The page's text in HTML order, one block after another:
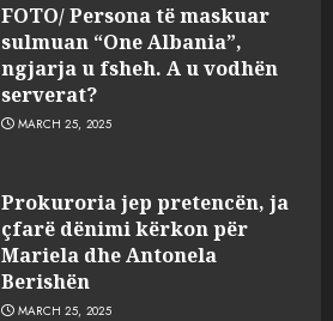
FOTO/ Persona të maskuar
sulmuan “One Albania”,
ngjarja u fsheh. A u vodhën
serverat?
MARCH 25, 2025
Prokuroria jep pretencën, ja
çfarë dënimi kërkon për
Mariela dhe Antonela
Berishën
MARCH 25, 2025